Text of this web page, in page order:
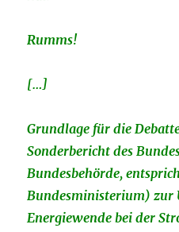
Rumms!
[…]
Grundlage für die
Sonderbericht des
Bundesbehörde,
Bundesministerium) zur
Energiewende bei der